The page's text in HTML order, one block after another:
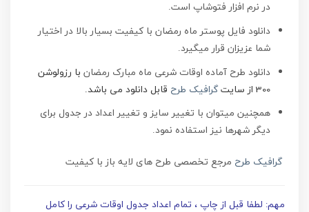
در نرم افزار فتوشاپ است.
دانلود فایل پوستر ماه رمضان با کیفیت بسیار بالا در اختیار
شما عزیزان قرار میگیرد.
دانلود طرح آماده اوقات شرعی ماه مبارک رمضانبا رزولوشن
300 از سایت
گرافیک طرح قابل دانلود می باشد.
همچنین میتوان با تغییر سایز و تغییر اعداد در جدول برای
دیگر شهرها نیز استفاده نمود.
گرافیک طرح مرجع تخصصی طرح های لایه باز با کیفیت
مهم: لطفا قبل از چاپ ، تمام اعداد جدول اوقات شرعی را کامل